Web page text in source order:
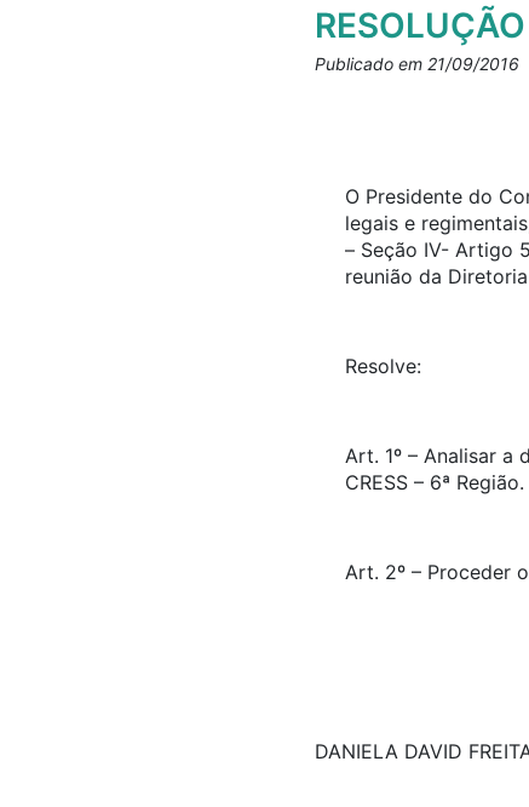
Publicado em 21/09/2016
O Presidente do
legais e
– Seção IV- Artigo
reunião da
Resolve:
Art. 1º – Analisar a
CRESS – 6ª Região.
Art. 2º – Proceder
DANIELA DAVID